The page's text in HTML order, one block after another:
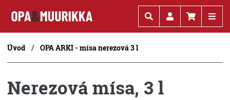
Úvod OPA ARKI - mísa nerezová 3 l
Nerezová mísa, 3 l